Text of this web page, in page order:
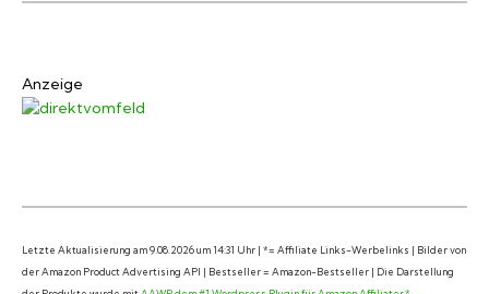
Anzeige
Letzte Aktualisierung am 9.08.2026 um 14:31 Uhr | *= Affiliate Links-Werbelinks | Bilder von
der Amazon Product Advertising API | Bestseller = Amazon-Bestseller | Die Darstellung